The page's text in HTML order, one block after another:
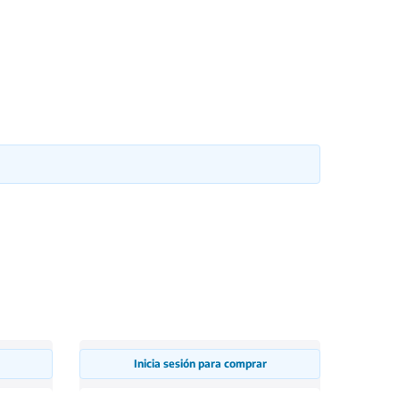
Inicia sesión para comprar